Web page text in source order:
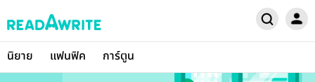
นิยาย แฟนฟิค การ์ตูน